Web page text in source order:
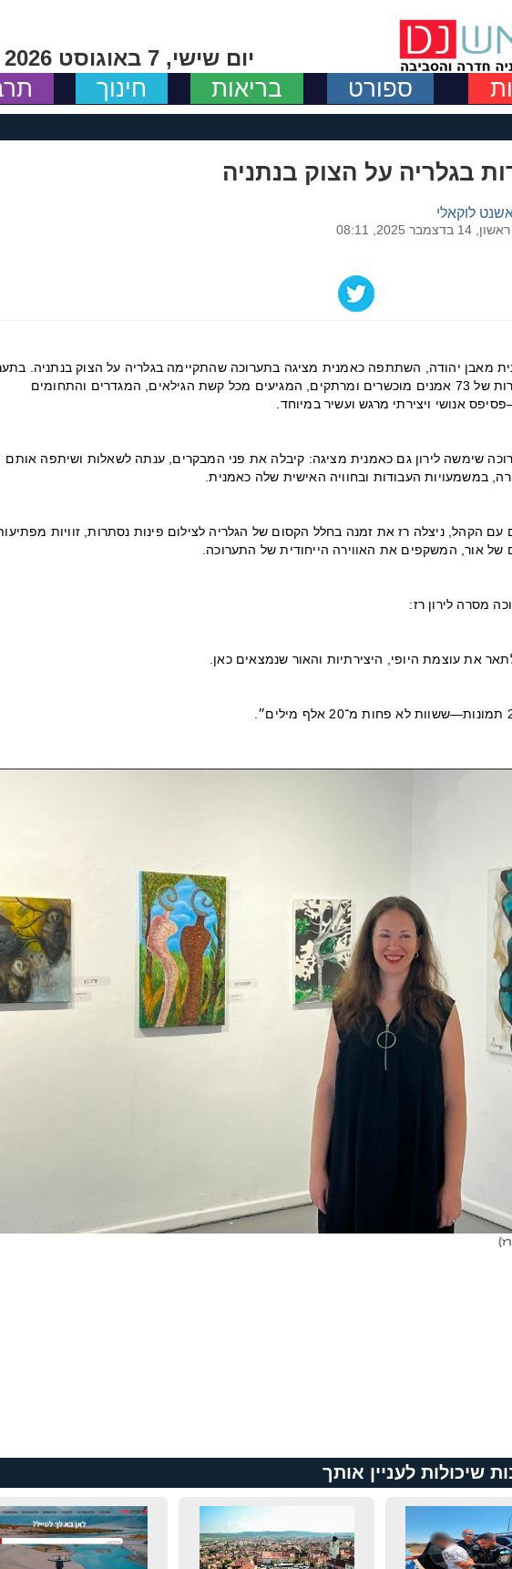
יום שישי, 7 באוגוסט 2026
ספורט בריאות חינוך
לוקאלי
בדצמבר 2025, 08:11
מאבן יהודה, השתתפה כאמנית מציגה בתערוכה שהתקיימה בגלריה על הצוק בנתניה.
הוצגו 73 יצירות של 73 אמנים מוכשרים ומרתקים, המגיעים מכל קשת הגילאים, המגדרים והתחומים
אנושי ויצירתי מרגש ועשיר במיוחד.
שימשה לירון גם כאמנית מציגה: קיבלה את פני המבקרים, ענתה לשאלות ושיתפה אותם
במשמעויות העבודות ובחוויה האישית שלה כאמנית.
עם הקהל, ניצלה רז את זמנה בחלל הקסום של הגלריה לצילום פינות נסתרות, זוויות
של אור, המשקפים את האווירה הייחודית של התערוכה.
מסרה לירון רז:
את עוצמת היופי, היצירתיות והאור שנמצאים כאן.
שיכולות לעניין אותך